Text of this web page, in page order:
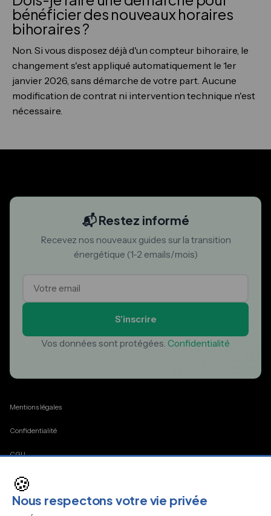
bénéficier des nouveaux horaires
bihoraires ?
Non. Si vous disposez déjà d'un compteur bihoraire, le
changement s'est appliqué automatiquement le 1er
janvier 2026, sans démarche de votre part. Aucune
modification de contrat ni intervention technique n'est
nécessaire.
📬 Restez informé
Recevez nos nouveaux guides sur la transition
énergétique (1-2 emails/mois)
S'inscrire
Vos données sont protégées. Confidentialité
Mentions légales
Confidentialité
CGU
Cookies
Contact
🍪
Nous respectons votre vie privée